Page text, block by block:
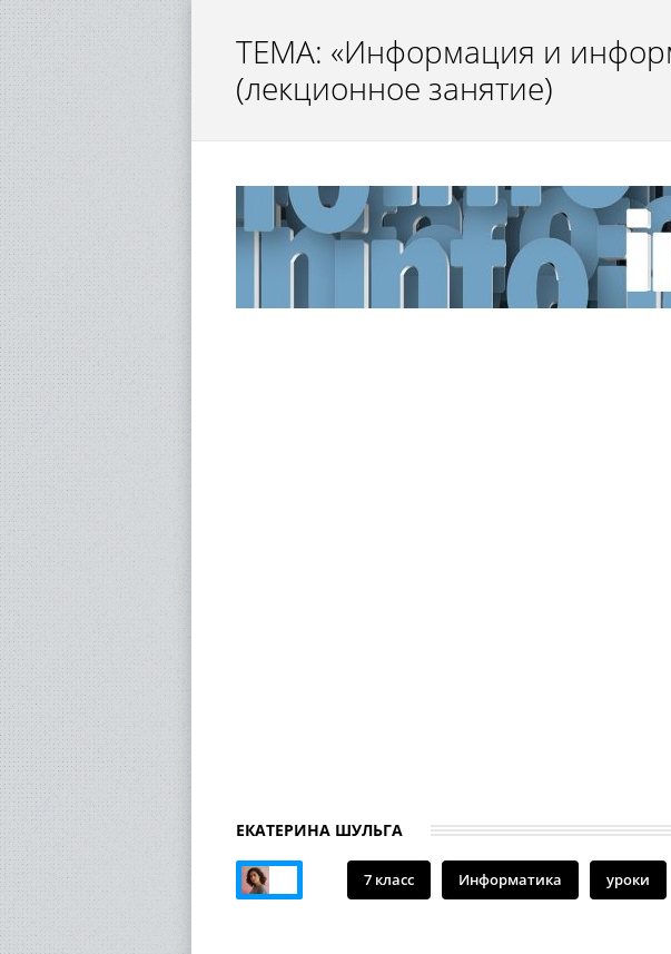
ТЕМА: «Информация и
(лекционное занятие)
ЕКАТЕРИНА ШУЛЬГА
7 класс Информатика уроки